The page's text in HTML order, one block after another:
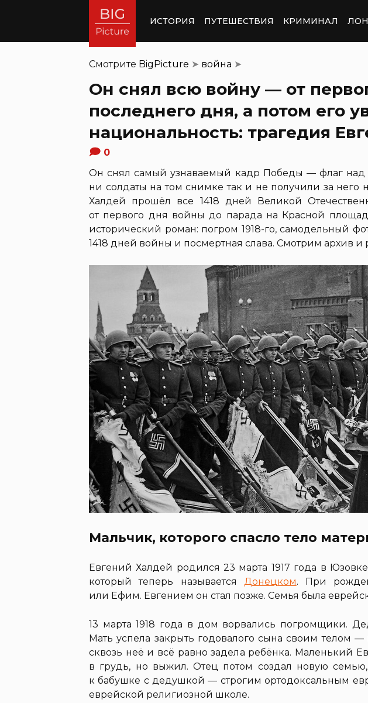
ИСТОРИЯ ПУТЕШЕСТВИЯ КРИМИНАЛ
Смотрите BigPicture ➤ война ➤
Он снял всю войну — от
последнего дня, а потом его
национальность: трагедия
0
Он снял самый узнаваемый кадр Победы — флаг над
ни солдаты на том снимке так и не получили за него
Халдей прошёл все 1418 дней Великой
от первого дня войны до парада на Красной
исторический роман: погром 1918-го, самодельный
1418 дней войны и посмертная слава. Смотрим архив и
Мальчик, которого спасло тело
Евгений Халдей родился 23 марта 1917 года в
который теперь называется Донецком. При
или Ефим. Евгением он стал позже. Семья была
13 марта 1918 года в дом ворвались погромщики.
Мать успела закрыть годовалого сына своим телом
сквозь неё и всё равно задела ребёнка. Маленький
в грудь, но выжил. Отец потом создал новую
к бабушке с дедушкой — строгим ортодоксальным
еврейской религиозной школе.